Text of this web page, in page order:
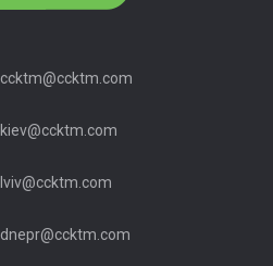
ccktm@ccktm.com
kiev@ccktm.com
lviv@ccktm.com
dnepr@ccktm.com